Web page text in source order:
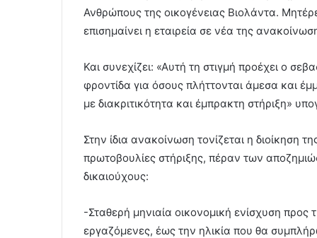
Ανθρώπους της οικογένειας Βιολάντα.
επισημαίνει η εταιρεία σε νέα της
Και συνεχίζει: «Αυτή τη στιγμή προέχει ο
φροντίδα για όσους πλήττονται άμεσα και
με διακριτικότητα και έμπρακτη στήριξη»
Στην ίδια ανακοίνωση τονίζεται η διοίκηση
πρωτοβουλίες στήριξης, πέραν των
δικαιούχους:
-Σταθερή μηνιαία οικονομική ενίσχυση προς
εργαζόμενες, έως την ηλικία που θα